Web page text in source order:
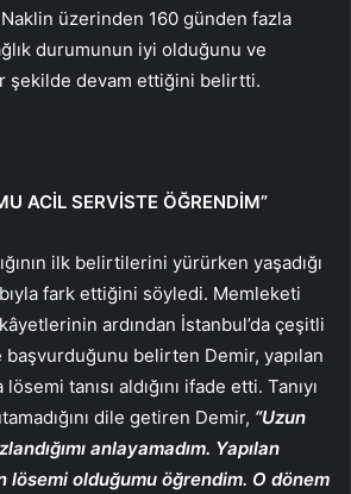
üzerinden 160 günden fazla
durumunun iyi olduğunu ve
şekilde devam ettiğini belirtti.
ACİL SERVİSTE ÖĞRENDİM”
ilk belirtilerini yürürken yaşadığı
fark ettiğini söyledi. Memleketi
ardından İstanbul’da çeşitli
başvurduğunu belirten Demir, yapılan
tanısı aldığını ifade etti. Tanıyı
dile getiren Demir, “Uzun
anlayamadım. Yapılan
lösemi olduğumu öğrendim. O dönem